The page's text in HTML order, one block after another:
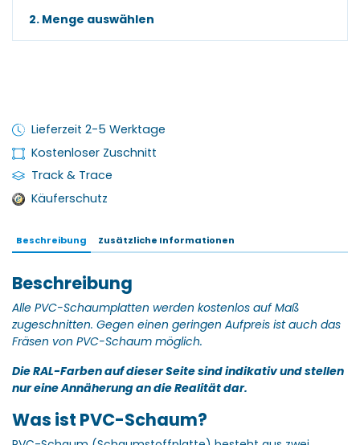
2. Menge auswählen
Lieferzeit 2-5 Werktage
Kostenloser Zuschnitt
Track & Trace
Käuferschutz
Beschreibung Zusätzliche Informationen
Beschreibung
Alle PVC-Schaumplatten werden kostenlos auf Maß
zugeschnitten. Gegen einen geringen Aufpreis ist auch das
Fräsen von PVC-Schaum möglich.
Die RAL-Farben auf dieser Seite sind indikativ und stellen
nur eine Annäherung an die Realität dar.
Was ist PVC-Schaum?